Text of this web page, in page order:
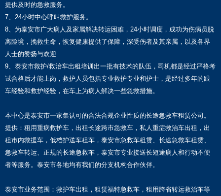
提供及时的急救服务。
7、24小时中心呼叫救护服务。
8、为泰安市广大病人及家属解决转运困难，24小时调度，成功为伤病员脱
离险境，挽救生命，恢复健康提供了保障，深受伤者及其亲属，以及各界
人士的赞扬与欢迎
9、泰安市救护/救治车出租培训出一批有技术的队伍，司机都是经过严格考
试合格后才能上岗，救护人员包括专业救护专业和护士，是经过多年的跟
车经验和救护经验，在车上为病人解决一些急救措施。
本中心是泰安市一家集认可的合法合规企业性质的长途急救车租赁公司。
提供：租用重病救护车，出租长途跨市急救车，私人重症救治车出租，出
租市内救援车，低档护送车租车，泰安市急救车租赁、长途急救车租赁、
急救车转运、正规的长途急救车，泰安市专业接送长短途病人和行动不便
者等服务。泰安市各地均有我们的分支机构合作伙伴。
泰安市业务范围：救护车出租，租赁福特急救车，租用跨省转运救治车等